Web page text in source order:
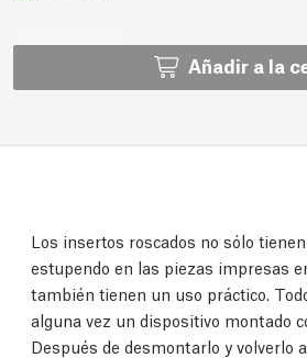
Añadir a la
Los insertos roscados no sólo
estupendo en las piezas impresas
también tienen un uso práctico.
alguna vez un dispositivo montado
Después de desmontarlo y volverlo